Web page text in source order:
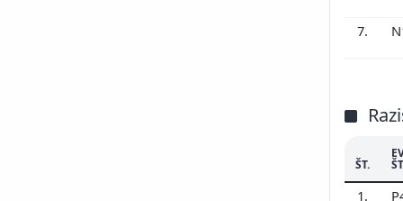
7.
ŠT.
1.